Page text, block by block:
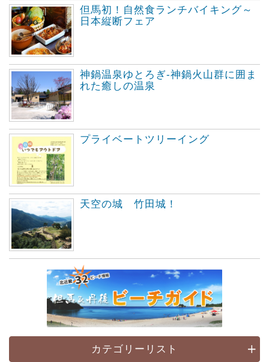
但馬初！自然食ランチバイキング～
日本縦断フェア
神鍋温泉ゆとろぎ-神鍋火山群に囲ま
れた癒しの温泉
プライベートツリーイング
天空の城 竹田城！
カテゴリーリスト